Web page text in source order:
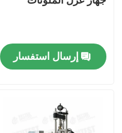
ضبط الجودة
اتصل بنا
إرسال استفسار